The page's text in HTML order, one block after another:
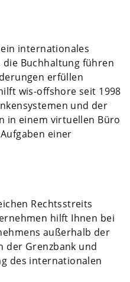
internationales
Buchhaltung führen
erfüllen
wis-offshore seit 1998
und der
in einem virtuellen Büro
einer
Rechtsstreits
hilft Ihnen bei
außerhalb der
der Grenzbank und
des internationalen